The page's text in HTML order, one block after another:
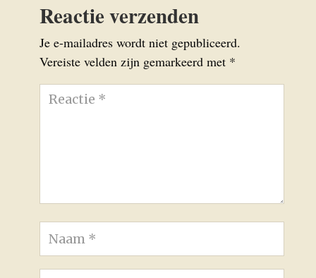
Reactie verzenden
Je e-mailadres wordt niet gepubliceerd.
Vereiste velden zijn gemarkeerd met *